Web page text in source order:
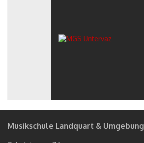
Musikschule Landquart & Umgebung